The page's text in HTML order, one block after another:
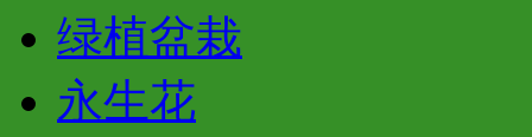
绿植盆栽
永生花